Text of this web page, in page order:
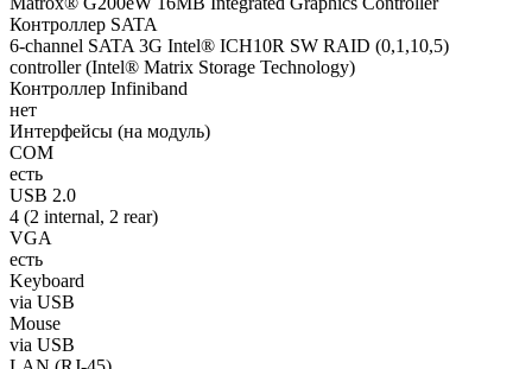
Контроллер SATA
6-channel SATA 3G Intel® ICH10R SW RAID (0,1,10,5)
controller (Intel® Matrix Storage Technology)
Контроллер Infiniband
нет
Интерфейсы (на модуль)
COM
есть
USB 2.0
4 (2 internal, 2 rear)
VGA
есть
Keyboard
via USB
Mouse
via USB